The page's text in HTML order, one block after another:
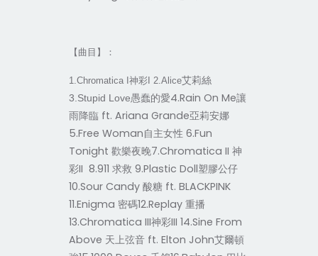
【曲目】：
1.Chromatica I 神彩I 2.Alice艾莉絲
3.Stupid Love愚蠢的愛4.Rain On Me讓
雨降臨 ft. Ariana Grande亞莉安娜
5.Free Woman自主女性 6.Fun
Tonight 歡樂夜晚7.Chromatica II 神
彩II 8.911 求救 9.Plastic Doll塑膠公仔
10.Sour Candy 酸糖 ft. BLACKPINK
11.Enigma 密碼12.Replay 重播
13.Chromatica III神彩III 14.Sine From
Above 天上弦音 ft. Elton John艾爾頓